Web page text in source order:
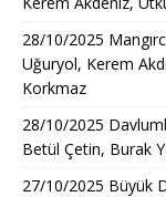
28/10/2025
Uğuryol, Kerem
Korkmaz
28/10/2025
Betül Çetin, Burak
27/10/2025 Büyük